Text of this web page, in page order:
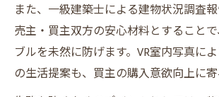
中古マンションの売却時に知って
ント
中古マンション売却で差がつ
ト
また、一級建築士による建物状況調査報
売主・買主双方の安心材料とすること
ブルを未然に防げます。VR室内写真に
の生活提案も、買主の購入意欲向上に寄